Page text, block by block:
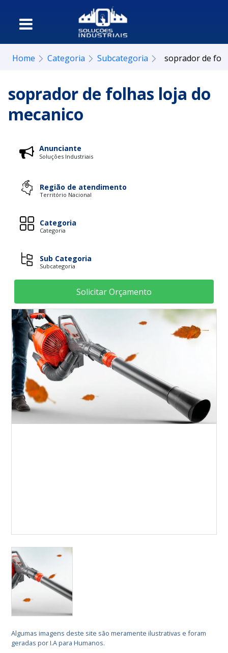
Home Categoria Subcategoria soprador de
soprador de folhas loja do
mecanico
Anunciante
Soluções Industriais
Região de atendimento
Território Nacional
Categoria
Categoria
Sub Categoria
Subcategoria
Solicitar Orçamento
Algumas imagens deste site são meramente ilustrativas e foram
geradas por I.A para Humanos.